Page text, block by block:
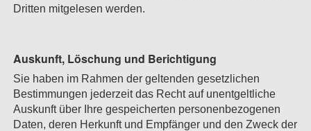
Dritten mitgelesen werden.
Auskunft, Löschung und Berichtigung
Sie haben im Rahmen der geltenden gesetzlichen
Bestimmungen jederzeit das Recht auf unentgeltliche
Auskunft über Ihre gespeicherten personenbezogenen
Daten, deren Herkunft und Empfänger und den Zweck der